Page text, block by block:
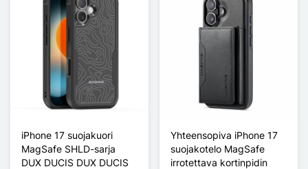
iPhone 17 suojakuori
MagSafe SHLD-sarja
DUX DUCIS DUX DUCIS
Yhteensopiva iPhone 17
suojakotelo MagSafe
irrotettava kortinpidin